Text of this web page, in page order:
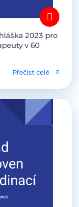
2023 pro
v 60
Přečíst celé